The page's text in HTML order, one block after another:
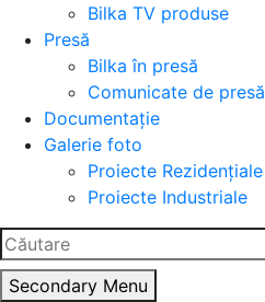
Bilka TV produse
Presă
Bilka în presă
Comunicate de presă
Documentație
Galerie foto
Proiecte Rezidențiale
Proiecte Industriale
Caută
după:
Secondary Menu